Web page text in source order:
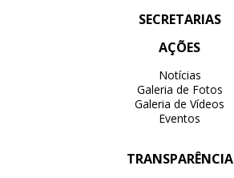
SECRETARIAS
AÇÕES
Notícias
Galeria de Fotos
Galeria de Vídeos
Eventos
TRANSPARÊNCIA